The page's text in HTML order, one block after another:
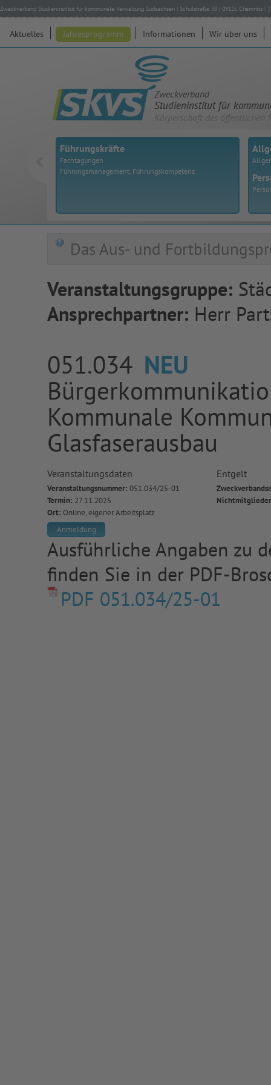
Zweckverband Studieninstitut für kommunale Verwaltung Südsachsen | Schulstraße 38 | 09125 Chemnitz |
Aktuelles Jahresprogramm Informationen Wir über uns
Zweckverband
Studieninstitut für
Körperschaft des öffentlichen
Führungskräfte
Fachtagungen
Führungsmanagement, Führungskompetenz
Das Aus- und
Veranstaltungsgruppe:
Ansprechpartner: Herr
051.034 NEU
Kommunale
Glasfaserausbau
Veranstaltungsdaten
Veranstaltungsnummer: 051.034/25-01
Termin: 27.11.2025
Ort: Online, eigener Arbeitsplatz
Anmeldung
Entgelt
Ausführliche Angaben zu
finden Sie in der PDF-
PDF 051.034/25-01